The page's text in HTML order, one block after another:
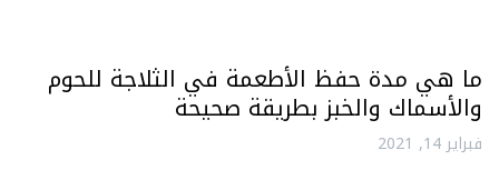
ما هي مدة حفظ الأطعمة في الثلاجة للحوم
والأسماك والخبز بطريقة صحيحة
فبراير 14, 2021